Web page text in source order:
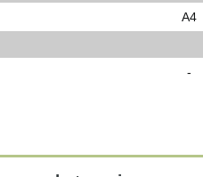
A4
-